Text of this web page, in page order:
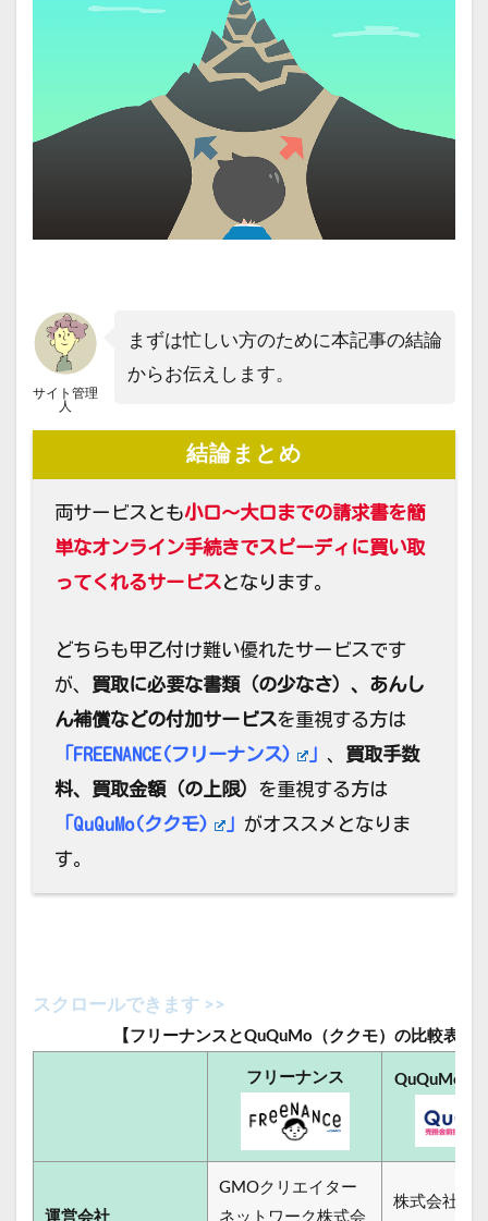
サイト管理
人
まずは忙しい方のために本記事の結論
からお伝えします。
結論まとめ
両サービスとも小口～大口までの請求書を簡
単なオンライン手続きでスピーディに買い取
ってくれるサービスとなります。
どちらも甲乙付け難い優れたサービスです
が、 買取に必要な書類（の少なさ）、あんし
ん補償などの付加サービスを重視する方は
FREENANCE(フリーナンス) 」、 買取手数
料、買取金額（の上限）
を重視する方は
QuQuMo(ククモ)
がオススメとなりま
す。
【フリーナンスとQuQuMo（ククモ）の比較表】
フリーナンス QuQuMo
運営会社
GMOクリエイター
ネットワーク株式会
株式会社ア